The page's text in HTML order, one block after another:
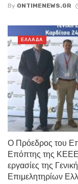
By ONTIMENEWS.GR
Ο Πρόεδρος του
Επόπτης της ΚΕΕΕ
εργασίες της
Επιμελητηρίων
ΕΛΛΑΔΑ